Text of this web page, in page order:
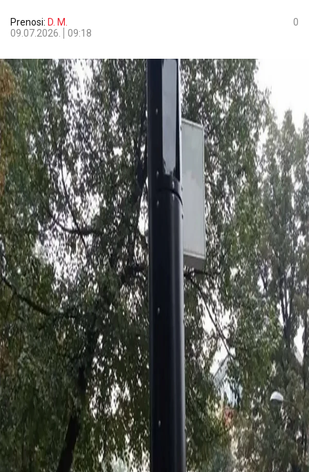
Prenosi: D. M.
09.07.2026.
09:18
0